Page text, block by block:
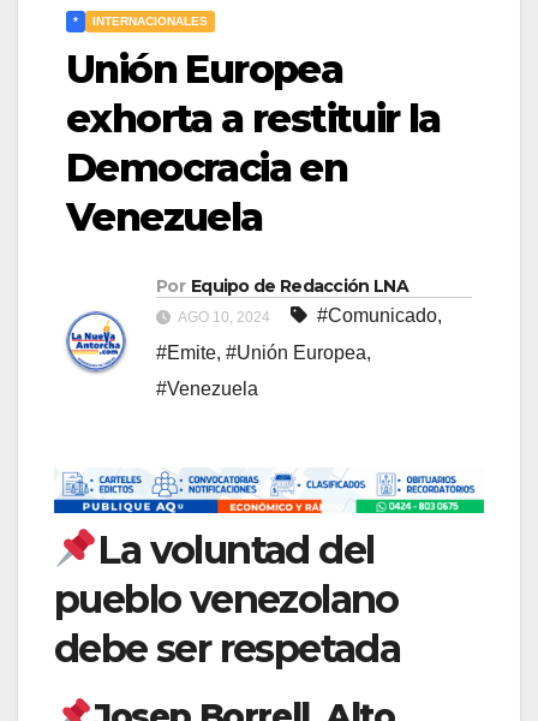
* INTERNACIONALES
Unión Europea
exhorta a restituir la
Democracia en
Venezuela
Por Equipo de Redacción LNA
AGO 10, 2024 #Comunicado,
#Emite, #Unión Europea,
#Venezuela
La voluntad del
pueblo venezolano
debe ser respetada